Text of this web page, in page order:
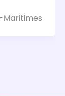
Maritimes